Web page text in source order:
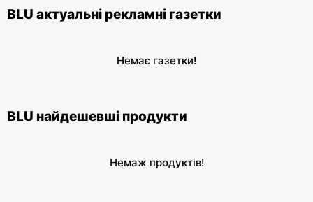
BLU актуальні рекламні газетки
Немає газетки!
BLU найдешевші продукти
Немаж продуктів!